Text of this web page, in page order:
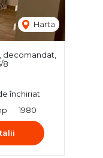
Harta
decomandat,
8
închiriat
1980